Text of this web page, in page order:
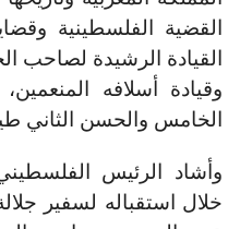
القضية الفلسطينية
القيادة الرشيدة لصاحب
وقيادة أسلافه
الخامس والحسن الثاني
وأشاد الرئيس
خلال استقباله لسفير